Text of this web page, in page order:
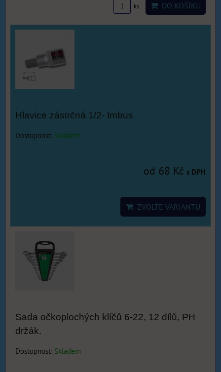
ks DO KOŠÍKU
Hlavice zástrčná 1/2- Imbus
Dostupnost: Skladem
od 68 Kč s DPH
ZVOLTE VARIANTU
Sada očkoplochých klíčů 6-22, 12 dílů, PH
držák.
Dostupnost: Skladem